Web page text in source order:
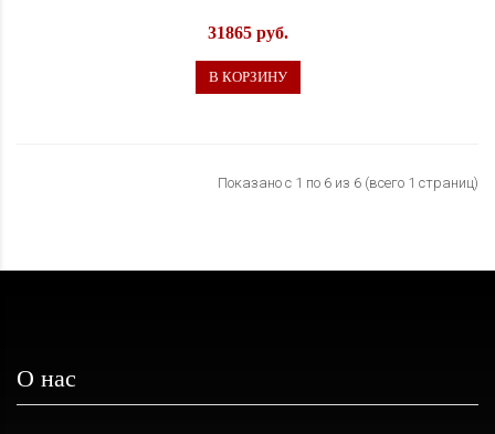
31865 руб.
В КОРЗИНУ
Показано с 1 по 6 из 6 (всего 1 страниц)
О нас